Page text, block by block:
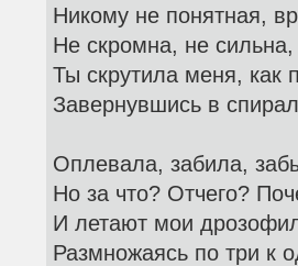
Никому не понятная,
Не скромна, не сильна,
Ты скрутила меня, как
Завернувшись в
Оплевала, забила,
Но за что? Отчего?
И летают мои
Размножаясь по три к